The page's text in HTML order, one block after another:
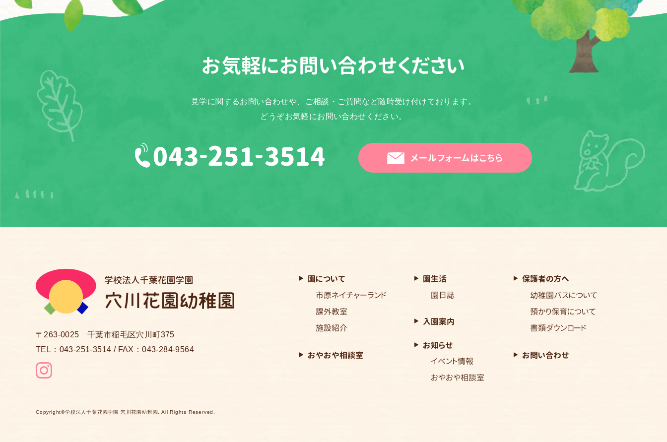
お気軽にお問い合わせください
見学に関するお問い合わせや、ご相談・ご質問など随時受け付けております。
どうぞお気軽にお問い合わせください。
メールフォームはこちら
〒263-0025 千葉市稲毛区穴川町375
TEL： 043-251-3514 / FAX：043-284-9564
Copyright©学校法人千葉花園学園 穴川花園幼稚園 All Rights Reserved.
園について
市原ネイチャーランド
課外教室
施設紹介
おやおや相談室
園生活
園日誌
入園案内
お知らせ
イベント情報
おやおや相談室
保護者の方へ
幼稚園バスについて
預かり保育について
書類ダウンロード
お問い合わせ